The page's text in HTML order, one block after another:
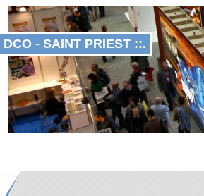
DCO - SAINT PRIEST ::.